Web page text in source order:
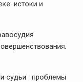
истоки и
судьи : проблемы